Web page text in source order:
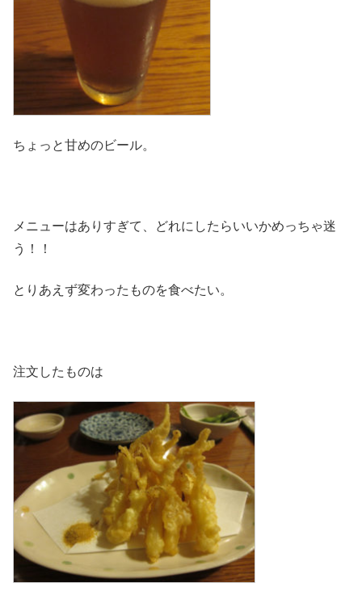
ちょっと甘めのビール。
メニューはありすぎて、どれにしたらいいかめっちゃ迷
う！！
とりあえず変わったものを食べたい。
注文したものは